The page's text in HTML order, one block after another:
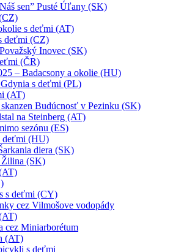
sen” Pusté Úľany (SK)
s deťmi (AT)
deťmi (CZ)
Inovec (SK)
(ČR)
– Badacsony a okolie (HU)
s deťmi (PL)
(AT)
Budúcnosť v Pezinku (SK)
na Steinberg (AT)
sezónu (ES)
deťmi (HU)
diera (SK)
Žilina (SK)
s deťmi (CY)
cez Vilmošove vodopády
cez Miniarborétum
(AT)
s deťmi